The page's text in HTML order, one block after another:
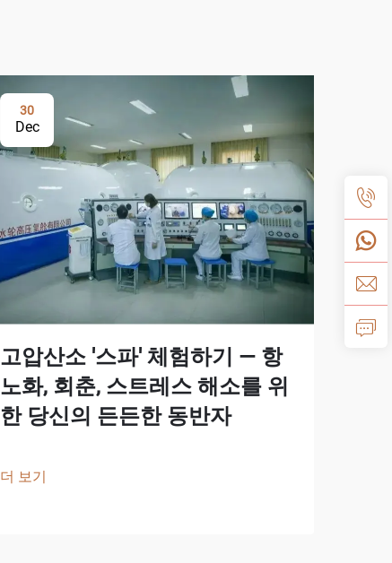
30
Dec
고압산소 '스파' 체험하기 — 항
노화, 회춘, 스트레스 해소를 위
한 당신의 든든한 동반자
더 보기